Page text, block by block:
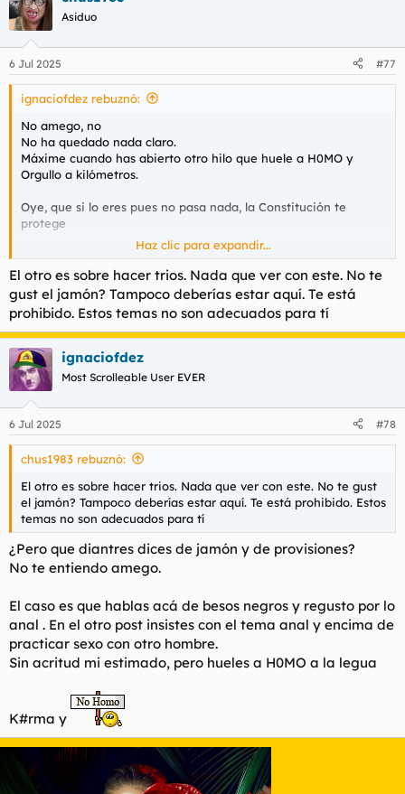
Asiduo
6 Jul 2025 #77
ignaciofdez rebuznó:
No amego, no
No ha quedado nada claro.
Máxime cuando has abierto otro hilo que huele a H0MO y
Orgullo a kilómetros.
Oye, que si lo eres pues no pasa nada, la Constitución te
protege
K#rma y
Haz clic para expandir...
El otro es sobre hacer trios. Nada que ver con este. No te
gust el jamón? Tampoco deberías estar aquí. Te está
prohibido. Estos temas no son adecuados para tí
ignaciofdez
Most Scrolleable User EVER
6 Jul 2025 #78
chus1983 rebuznó:
El otro es sobre hacer trios. Nada que ver con este. No te gust
el jamón? Tampoco deberías estar aquí. Te está prohibido. Estos
temas no son adecuados para tí
¿Pero que diantres dices de jamón y de provisiones?
No te entiendo amego.
El caso es que hablas acá de besos negros y regusto por lo
anal . En el otro post insistes con el tema anal y encima de
practicar sexo con otro hombre.
Sin acritud mi estimado, pero hueles a H0MO a la legua
K#rma y